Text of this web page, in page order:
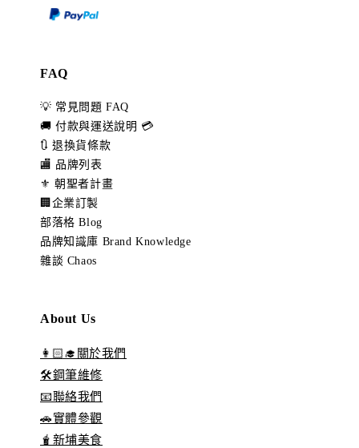
FAQ
💡 常見問題 FAQ
🚚 付款與運送說明 💳
🔃 退換貨條款
🏬 品牌列表
⚜️ 朝聖者計畫
🏢企業訂製
部落格 Blog
品牌知識庫 Brand Knowledge
雜談 Chaos
About Us
👩🏻‍🎓關於我們
🛠️鋼筆維修
📧聯絡我們
🚗實體參觀
🧋新埔美食